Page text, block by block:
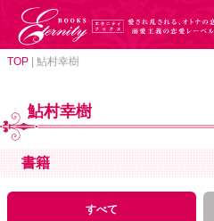
TOP 鮎村幸樹
鮎村幸樹
書籍
すべて